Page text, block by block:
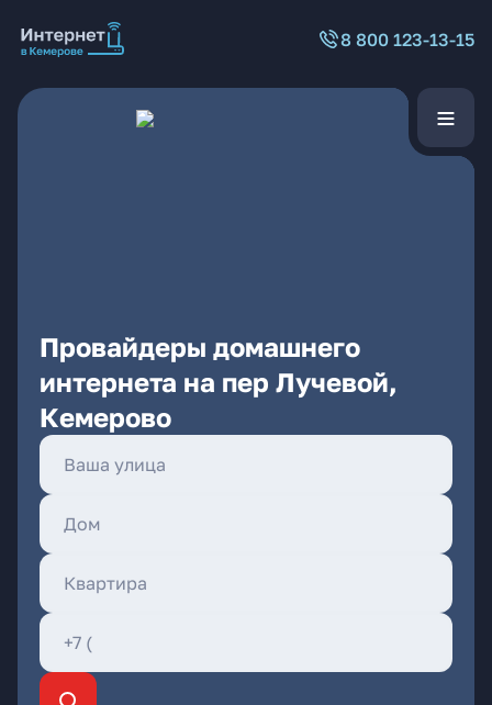
8 800 123-13-15
Провайдеры домашнего
интернета на пер Лучевой,
Кемерово